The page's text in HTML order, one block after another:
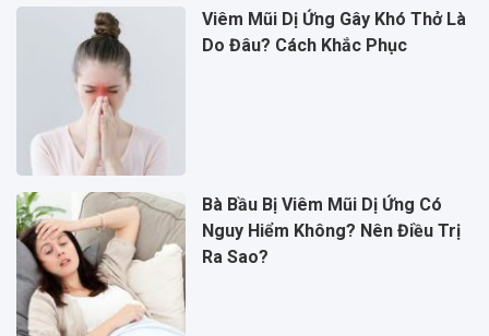
Viêm Mũi Dị Ứng Gây Khó Thở Là
Do Đâu? Cách Khắc Phục
Bà Bầu Bị Viêm Mũi Dị Ứng Có
Nguy Hiểm Không? Nên Điều Trị
Ra Sao?